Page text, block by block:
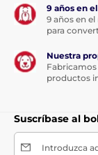
9 años en
9 años en
para
Nuestra
productos
Suscríbase al
Introduzca